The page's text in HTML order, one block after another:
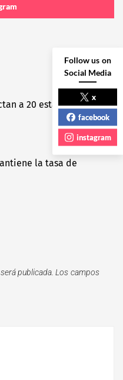
a 20 estados de
la tasa de
publicada. Los campos
Follow us on
Social Media
x
facebook
instagram